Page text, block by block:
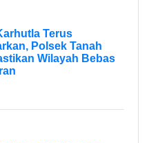
Terus
Polsek Tanah
Wilayah Bebas